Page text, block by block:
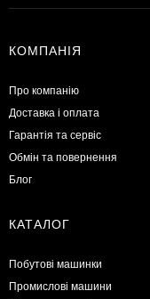
КОМПАНІЯ
Про компанію
Доставка і оплата
Гарантія та сервіс
Обмін та повернення
Блог
КАТАЛОГ
Побутові машинки
Промислові машини